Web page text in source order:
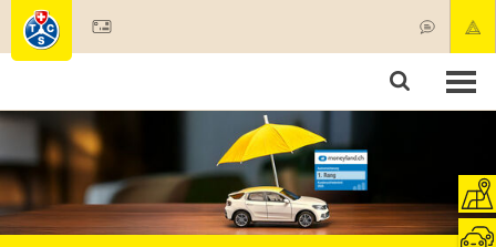
Mitgliedschaft & Leistungen
Test, Sicherheit & Gesundheit